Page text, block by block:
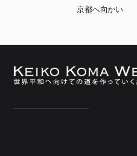
京都へ向かい